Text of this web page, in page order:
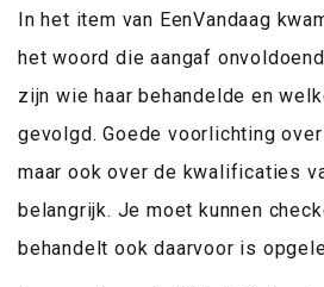
In het item van EenVandaag
het woord die aangaf
zijn wie haar behandelde en
gevolgd. Goede voorlichting
maar ook over de kwalificaties
belangrijk. Je moet kunnen
behandelt ook daarvoor is